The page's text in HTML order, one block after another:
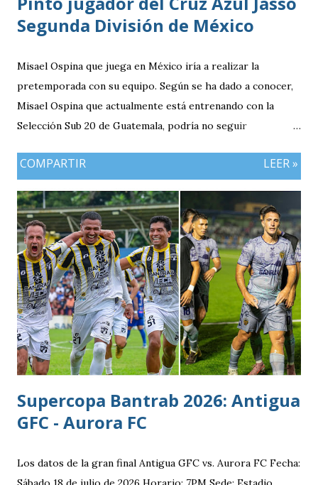
Segunda División de México
Misael Ospina que juega en México iría a realizar la
pretemporada con su equipo. Según se ha dado a conocer,
Misael Ospina que actualmente está entrenando con la
Selección Sub 20 de Guatemala, podría no seguir
Cruz Azul de México iniciará a realizar su pretemporada.
vivía en Estados Unidos antes de ir a ser una prueba a la
filial del Cruz Azul de México, club al que se vinculó tras
destacar en una gira en Europa. Misael Ospina Pinto Lugar
y fecha de nacimiento: Barberena, Santa Rosa, 29 de julio
1996 Posición: Volante por derecha Peso: 143 libras
Estatura: 1.75 metros Equipo: Cruz Azul de Segunda
División de México Estudios: Quinto bachillerato en México
via. luchosolares.blogspot.com
COMPARTIR LEER »
Supercopa Bantrab 2026: Antigua
GFC - Aurora FC
Los datos de la gran final Antigua GFC vs. Aurora FC Fecha: